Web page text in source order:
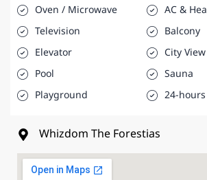
Oven / Microwave
AC &
Television
Balcony
Elevator
City View
Pool
Sauna
Playground
24-
Whizdom The Forestias